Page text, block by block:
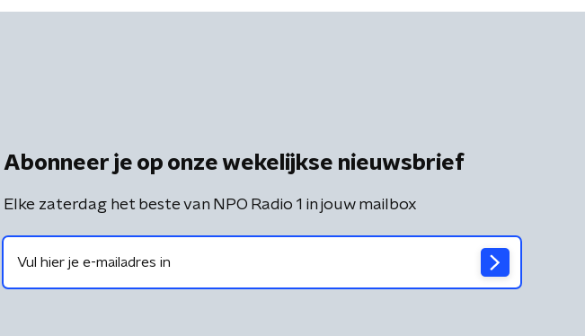
Abonneer je op onze wekelijkse nieuwsbrief
Elke zaterdag het beste van NPO Radio 1 in jouw mailbox